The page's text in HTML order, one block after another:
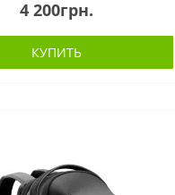
а в Bobby Soft Backp..
4 200грн.
КУПИТЬ